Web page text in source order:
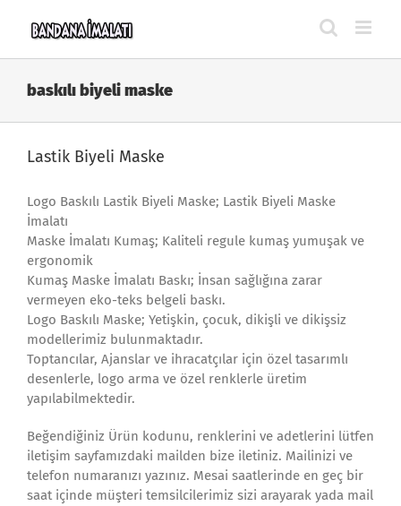
baskılı biyeli maske
Lastik Biyeli Maske
Logo Baskılı Lastik Biyeli Maske; Lastik Biyeli Maske
İmalatı
Maske İmalatı Kumaş; Kaliteli regule kumaş yumuşak ve
ergonomik
Kumaş Maske İmalatı Baskı; İnsan sağlığına zarar
vermeyen eko-teks belgeli baskı.
Logo Baskılı Maske; Yetişkin, çocuk, dikişli ve dikişsiz
modellerimiz bulunmaktadır.
Toptancılar, Ajanslar ve ihracatçılar için özel tasarımlı
desenlerle, logo arma ve özel renklerle üretim
yapılabilmektedir.
Beğendiğiniz Ürün kodunu, renklerini ve adetlerini lütfen
iletişim sayfamızdaki mailden bize iletiniz. Mailinizi ve
telefon numaranızı yazınız. Mesai saatlerinde en geç bir
saat içinde müşteri temsilcilerimiz sizi arayarak yada mail